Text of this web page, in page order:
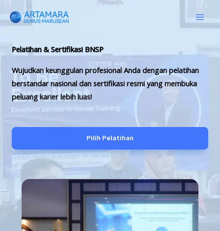
to
Pelatihan & Sertifikasi BNSP
Wujudkan keunggulan profesional Anda dengan pelatihan
berstandar nasional dan sertifikasi resmi yang membuka
peluang karier lebih luas!
Pilih Pelatihan